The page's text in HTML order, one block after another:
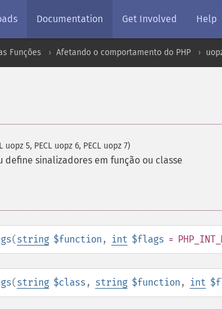
Documentation Get Involved Help
Funções Afetando o comportamento do PHP
uopz 5, PECL uopz 6, PECL uopz 7)
define sinalizadores em função ou classe
(string $function , int $flags =
(string $class , string $function , int